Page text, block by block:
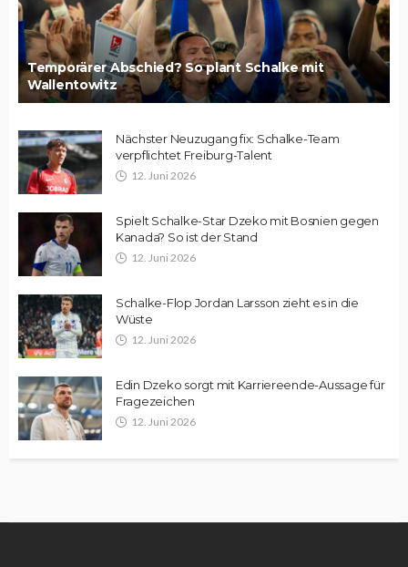
Temporärer Abschied? So plant Schalke mit
Wallentowitz
Nächster Neuzugang fix: Schalke-Team
verpflichtet Freiburg-Talent
12. Juni 2026
Spielt Schalke-Star Dzeko mit Bosnien gegen
Kanada? So ist der Stand
12. Juni 2026
Schalke-Flop Jordan Larsson zieht es in die
Wüste
12. Juni 2026
Edin Dzeko sorgt mit Karriereende-Aussage für
Fragezeichen
12. Juni 2026